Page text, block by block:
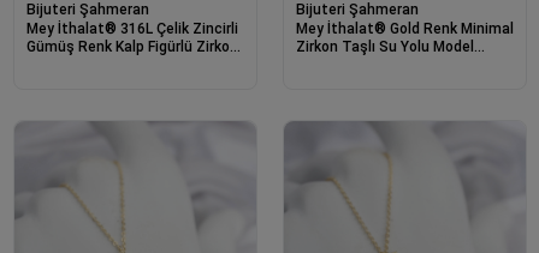
Bijuteri Şahmeran
Mey İthalat® 316L Çelik Zincirli
Gümüş Renk Kalp Figürlü Zirkon
Bijuteri Şahmeran
Mey İthalat® Gold Renk Minimal
Zirkon Taşlı Su Yolu Model